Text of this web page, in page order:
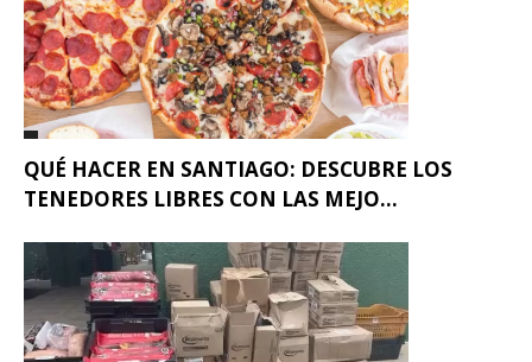
QUÉ HACER EN SANTIAGO: DESCUBRE LOS
TENEDORES LIBRES CON LAS MEJO...